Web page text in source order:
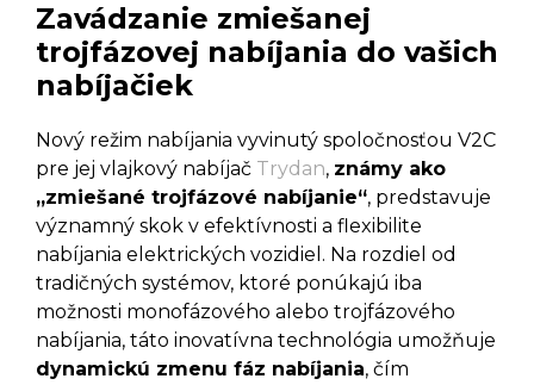
Zavádzanie zmiešanej
trojfázovej nabíjania do vašich
nabíjačiek
Nový režim nabíjania vyvinutý spoločnosťou V2C
pre jej vlajkový nabíjač Trydan, známy ako
„zmiešané trojfázové nabíjanie“, predstavuje
významný skok v efektívnosti a flexibilite
nabíjania elektrických vozidiel. Na rozdiel od
tradičných systémov, ktoré ponúkajú iba
možnosti monofázového alebo trojfázového
nabíjania, táto inovatívna technológia umožňuje
dynamickú zmenu fáz nabíjania, čím